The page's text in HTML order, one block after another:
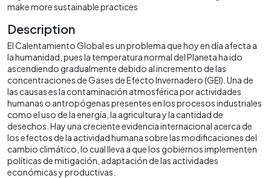
make more sustainable practices
Description
El Calentamiento Global es un problema que hoy en día afecta a
la humanidad, pues la temperatura normal del Planeta ha ido
ascendiendo gradualmente debido al incremento de las
concentraciones de Gases de Efecto Invernadero (GEI). Una de
las causas es la contaminación atmosférica por actividades
humanas o antropógenas presentes en los procesos industriales
como el uso de la energía, la agricultura y la cantidad de
desechos. Hay una creciente evidencia internacional acerca de
los efectos de la actividad humana sobre las modificaciones del
cambio climático, lo cual lleva a que los gobiernos implementen
políticas de mitigación, adaptación de las actividades
económicas y productivas.